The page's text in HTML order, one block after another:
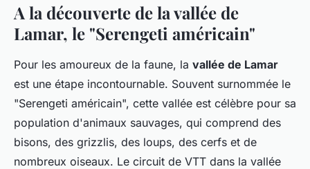
A la découverte de la vallée de
Lamar, le "Serengeti américain"
Pour les amoureux de la faune, la vallée de Lamar
est une étape incontournable. Souvent surnommée le
"Serengeti américain", cette vallée est célèbre pour sa
population d'animaux sauvages, qui comprend des
bisons, des grizzlis, des loups, des cerfs et de
nombreux oiseaux. Le circuit de VTT dans la vallée